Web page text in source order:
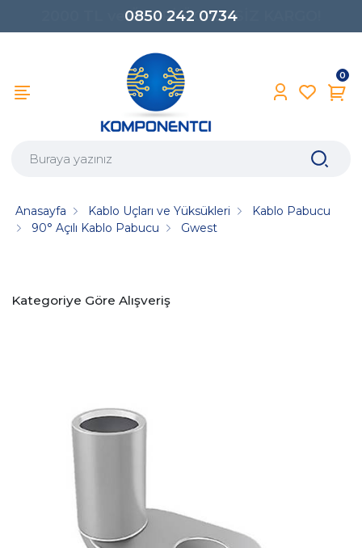
0850 242 0734
0
Anasayfa Kablo Uçları ve Yüksükleri
Kablo Pabucu
90° Açılı Kablo Pabucu
Gwest
Kategoriye Göre Alışveriş